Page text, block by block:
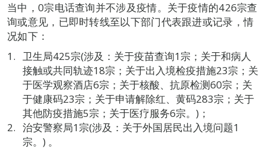
当中，0宗电话查询并不涉及疫情。关于疫情的426宗查
询或意见，已即时转线至以下部门代表跟进或记录，情
况如下：
卫生局425宗(涉及：关于疫苗查询1宗；关于和病人
接触或共同轨迹18宗；关于出入境检疫措施23宗；关
于医学观察酒店6宗；关于核酸、抗原检测60宗；关
于健康码23宗；关于申请解除红、黄码283宗；关于
其他防疫措施5宗；关于医疗服务6宗。)；
治安警察局1宗(涉及：关于外国居民出入境问题1
宗。) 。